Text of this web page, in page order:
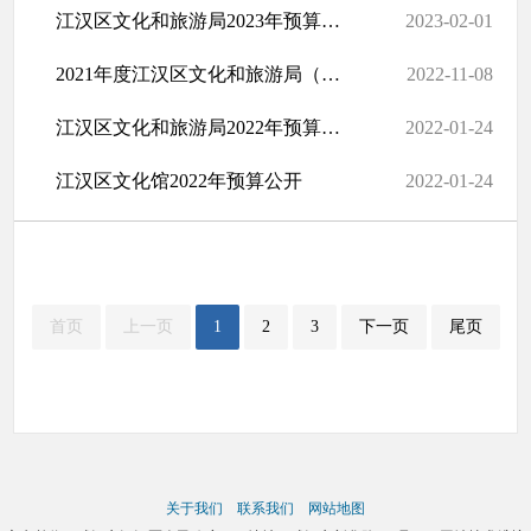
江汉区文化和旅游局2023年预算公开 2023-02-01
2021年度江汉区文化和旅游局（汇总）部门决算公开 2022-11-08
江汉区文化和旅游局2022年预算公开（部门） 2022-01-24
江汉区文化馆2022年预算公开 2022-01-24
首页 上一页 1 2 3 下一页 尾页
关于我们 联系我们
网站地图